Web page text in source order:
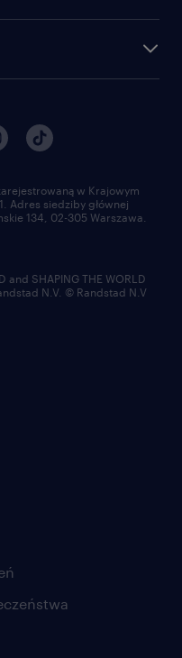
w Krajowym
Adres siedziby głównej
134, 02-305 Warszawa.
and SHAPING THE WORLD
N.V. © Randstad N.V